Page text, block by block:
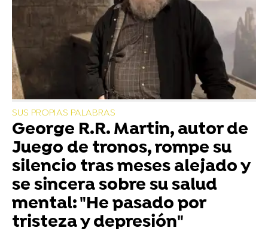
SUS PROPIAS PALABRAS
George R.R. Martin, autor de
Juego de tronos, rompe su
silencio tras meses alejado y
se sincera sobre su salud
mental: "He pasado por
tristeza y depresión"